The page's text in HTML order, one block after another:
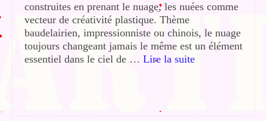
construites en prenant le nuage, les nuées comme
vecteur de créativité plastique. Thème
baudelairien, impressionniste ou chinois, le nuage
toujours changeant jamais le même est un élément
essentiel dans le ciel de … Lire la suite­­